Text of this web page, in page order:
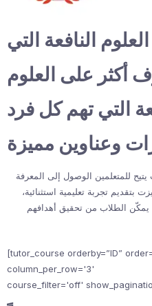
النافعة التي
أكثر على العلوم
التي تهم كل فرد
وعناوين مميزة
للمتعلمين الوصول إلى المعرفة
تجربة تعليمية استثنائية،
يمكّن الطلاب من تحقيق أهدافهم
[tutor_course orderby=”ID”
column_per_row='3'
course_filter='off'